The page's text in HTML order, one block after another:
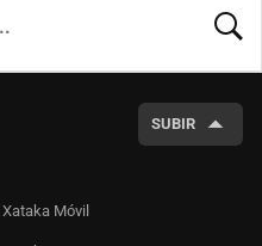
SUBIR
Xataka Móvil